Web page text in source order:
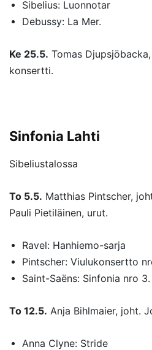
Sibelius: Luonnotar
Debussy: La Mer.
Ke 25.5. Tomas Djupsjöbacka
konsertti.
Sinfonia Lahti
Sibeliustalossa
To 5.5. Matthias Pintscher,
Pauli Pietiläinen, urut.
Ravel: Hanhiemo-sarja
Pintscher: Viulukonsertto
Saint-Saëns: Sinfonia nro 3.
To 12.5. Anja Bihlmaier, joht.
Anna Clyne: Stride